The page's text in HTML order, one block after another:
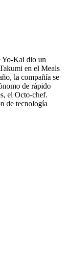
Yo-Kai dio un
en el Meals
la compañía se
de rápido
el Octo-chef.
de tecnología